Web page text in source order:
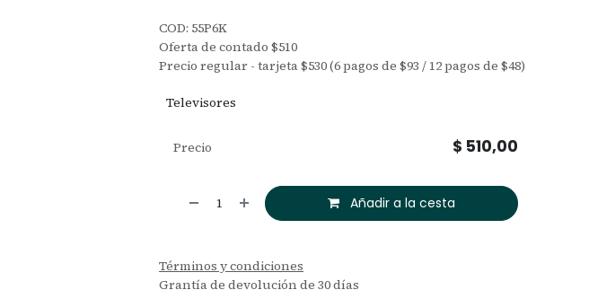
COD: 55P6K
Oferta de contado $510
Precio regular - tarjeta $530 (6 pagos de $93 / 12 pagos de $48)
Televisores
Añadir a la cesta
Precio $ 510,00
Términos y condiciones
Grantía de devolución de 30 días